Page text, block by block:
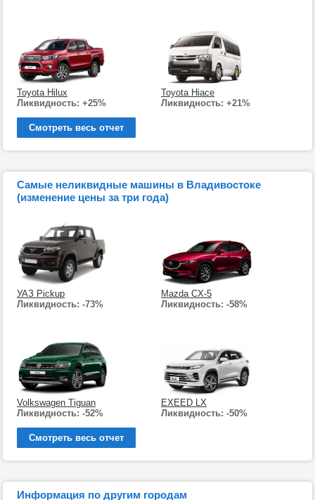
Toyota Hilux
Ликвидность: +25%
Toyota Hiace
Ликвидность: +21%
Смотреть весь отчет
Самые неликвидные машины в Владивостоке
(изменение цены за три года)
УАЗ Pickup
Ликвидность: -73%
Mazda CX-5
Ликвидность: -58%
Volkswagen Tiguan
Ликвидность: -52%
EXEED LX
Ликвидность: -50%
Смотреть весь отчет
Информация по другим городам